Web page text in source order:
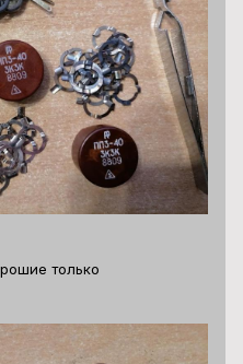
только